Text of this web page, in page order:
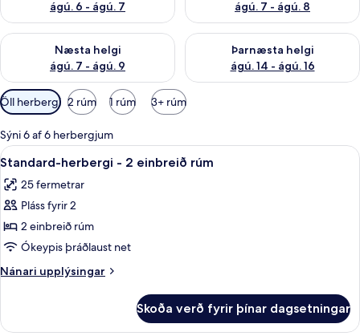
ágú. 6 - ágú. 7
ágú. 7 - ágú. 8
Næsta helgi
ágú. 7 - ágú. 9
Athuga framboð næstu helgi ágú. 7 - ágú. 9
Þarnæsta helgi
ágú. 14 - ágú. 16
Athuga framboð þarnæstu
Síur
í
boði
fyrir
herbergi
Öll herbergi 2 rúm 1 rúm 3+ rúm
Sýni 6 af 6 herbergjum
Skoða
allar
myndir
fyrir
Standard-
herbergi
-
2
rúm
Standard-herbergi - 2 einbreið rúm
6
Standard-herbergi - 2 einbreið rúm
25 fermetrar
Pláss fyrir 2
2 einbreið rúm
Ókeypis þráðlaust net
Nánari upplýsingar
Nánari
herbergi
Skoða verð fyrir þínar dagsetningar